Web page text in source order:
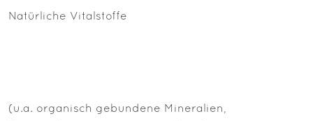
Natürliche Vitalstoffe
(u.a. organisch gebundene Mineralien,